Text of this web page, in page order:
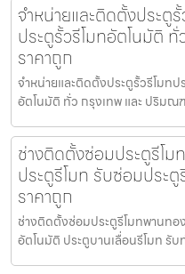
จำหน่ายและติดตั้งประตู
ประตูรั้วรีโมทอัตโนมัติ
ราคาถูก
จำหน่ายและติดตั้งประตูรั้วรีโมท
อัตโนมัติ ทั่ว กรุงเทพ และ ปริม
ช่างติดตั้งซ่อมประตูรีโ
ประตูรีโมท รับซ่อมประ
ราคาถูก
ช่างติดตั้งซ่อมประตูรีโมทพานทอ
อัตโนมัติ ประตูบานเลื่อนรีโมท รับ